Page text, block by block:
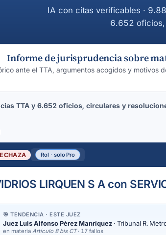
IA con citas verificables ·
6.652 oficios,
Informe de jurisprudencia sobre
ante el TTA, argumentos acogidos y motivos
TTA y 6.652 oficios, circulares y
Rol · solo Pro
LIRQUEN S A con
🎯 TENDENCIA · ESTE JUEZ
Juez Luis Alfonso Pérez Manríquez · Tribunal R.
en materia Artículo 8 bis CT· 17 fallos